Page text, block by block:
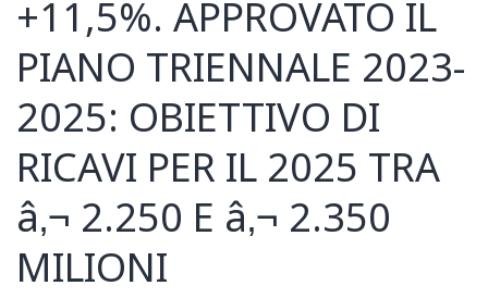
+11,5%. APPROVATO IL
PIANO TRIENNALE 2023-
2025: OBIETTIVO DI
RICAVI PER IL 2025 TRA
â‚¬ 2.250 E â‚¬ 2.350
MILIONI